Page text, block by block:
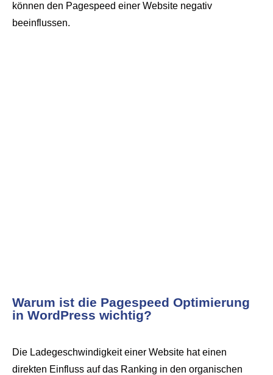
können den Pagespeed einer Website negativ
beeinflussen.
Warum ist die Pagespeed Optimierung
in WordPress wichtig?
Die Ladegeschwindigkeit einer Website hat einen
direkten Einfluss auf das Ranking in den organischen